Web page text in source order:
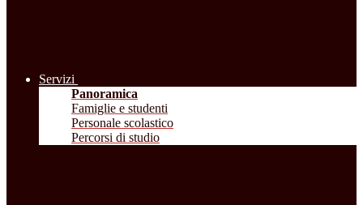
Servizi
Panoramica
Famiglie e studenti
Personale scolastico
Percorsi di studio